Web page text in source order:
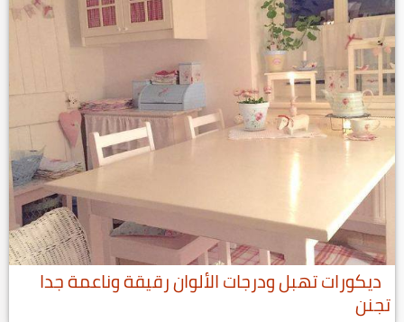
ديكورات تهبل ودرجات الألوان رقيقة وناعمة جدا
تجنن